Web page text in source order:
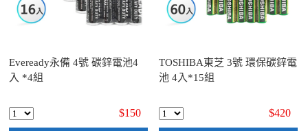
Eveready永備 4號 碳鋅電池4
入 *4組
$150
TOSHIBA東芝 3號 環保碳鋅電
池 4入*15組
$420